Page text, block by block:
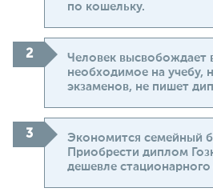
по кошельку.
Человек высвобождает
необходимое на учебу,
экзаменов, не пишет
Экономится семейный
Приобрести диплом
дешевле стационарного